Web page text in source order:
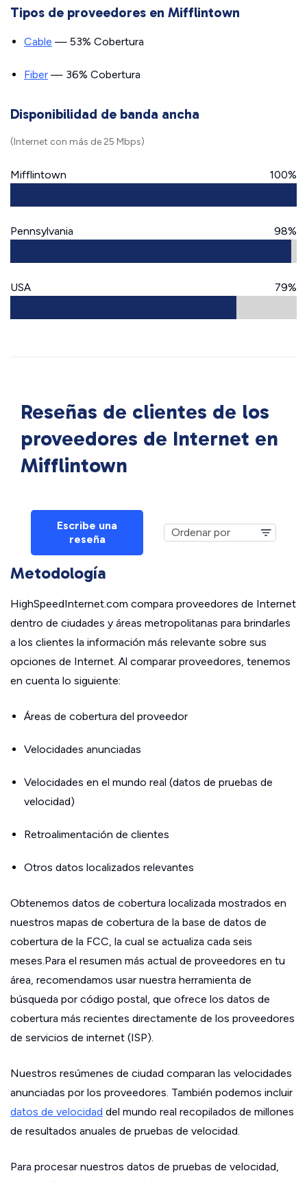
Tipos de proveedores en Mifflintown
Cable — 53% Cobertura
Fiber — 36% Cobertura
Disponibilidad de banda ancha
(Internet con más de 25 Mbps)
Mifflintown 100%
Pennsylvania 98%
USA 79%
Reseñas de clientes de los
proveedores de Internet en
Mifflintown
Escribe una
reseña
Metodología
HighSpeedInternet.com compara proveedores de Internet
dentro de ciudades y áreas metropolitanas para brindarles
a los clientes la información más relevante sobre sus
opciones de Internet. Al comparar proveedores, tenemos
en cuenta lo siguiente:
Áreas de cobertura del proveedor
Velocidades anunciadas
Velocidades en el mundo real (datos de pruebas de
velocidad)
Retroalimentación de clientes
Otros datos localizados relevantes
Obtenemos datos de cobertura localizada mostrados en
nuestros mapas de cobertura de la base de datos de
cobertura de la FCC, la cual se actualiza cada seis
meses.Para el resumen más actual de proveedores en tu
área, recomendamos usar nuestra herramienta de
búsqueda por código postal, que ofrece los datos de
cobertura más recientes directamente de los proveedores
de servicios de internet (ISP).
Nuestros resúmenes de ciudad comparan las velocidades
anunciadas por los proveedores. También podemos incluir
datos de velocidad del mundo real recopilados de millones
de resultados anuales de pruebas de velocidad.
Para procesar nuestros datos de pruebas de velocidad,